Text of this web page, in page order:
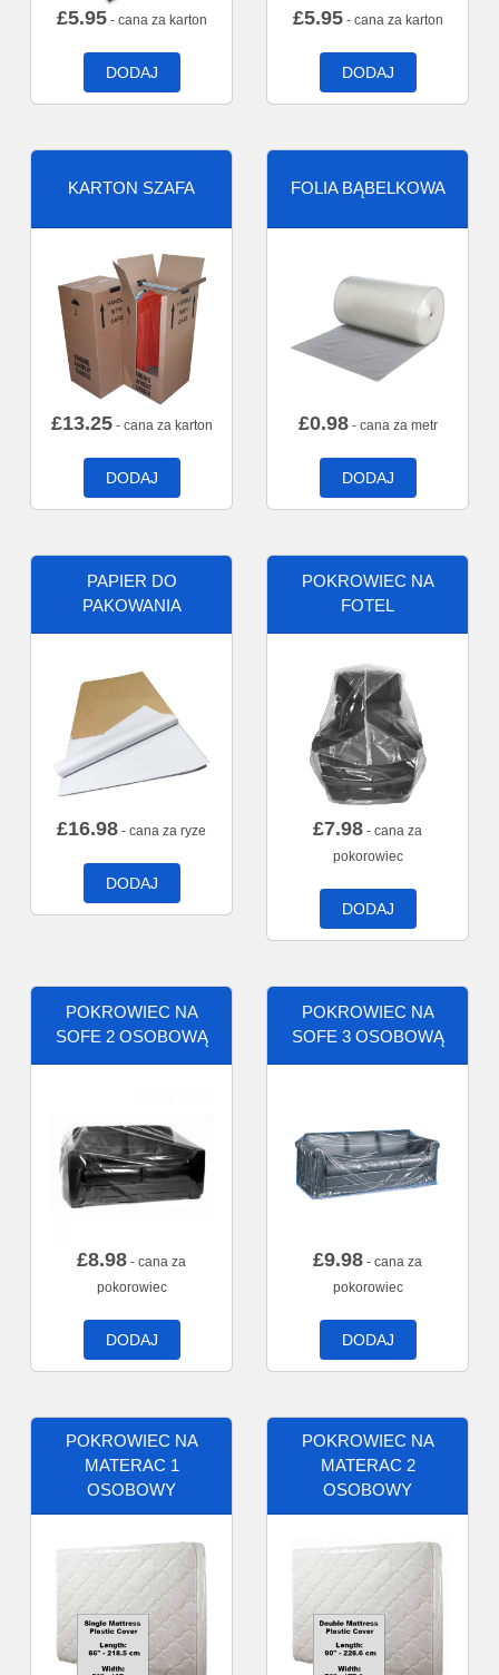
£5.95- cana za karton
DODAJ
£5.95- cana za karton
DODAJ
KARTON SZAFA
£13.25- cana za karton
DODAJ
FOLIA BĄBELKOWA
£0.98- cana za metr
DODAJ
PAPIER DO
PAKOWANIA
£16.98 - cana za ryze
DODAJ
POKROWIEC NA
FOTEL
£7.98 - cana za
pokorowiec
DODAJ
POKROWIEC NA
SOFE 2 OSOBOWĄ
£8.98 - cana za
pokorowiec
DODAJ
POKROWIEC NA
SOFE 3 OSOBOWĄ
£9.98 - cana za
pokorowiec
DODAJ
POKROWIEC NA
MATERAC 1
OSOBOWY
POKROWIEC NA
MATERAC 2
OSOBOWY